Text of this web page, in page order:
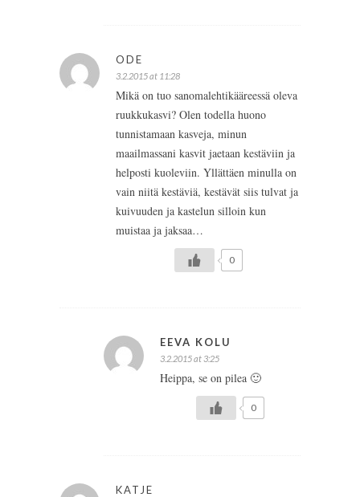
ODE
3.2.2015 at 11:28
Mikä on tuo sanomalehtikääreessä oleva
ruukkukasvi? Olen todella huono
tunnistamaan kasveja, minun
maailmassani kasvit jaetaan kestäviin ja
helposti kuoleviin. Yllättäen minulla on
vain niitä kestäviä, kestävät siis tulvat ja
kuivuuden ja kastelun silloin kun
muistaa ja jaksaa…
0
EEVA KOLU
3.2.2015 at 3:25
Heippa, se on pilea 🙂
0
KATJE